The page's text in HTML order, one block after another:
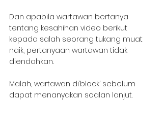
Dan apabila wartawan bertanya
tentang kesahihan video berikut
kepada salah seorang tukang muat
naik, pertanyaan wartawan tidak
diendahkan.
Malah, wartawan di’block’ sebelum
dapat menanyakan soalan lanjut.